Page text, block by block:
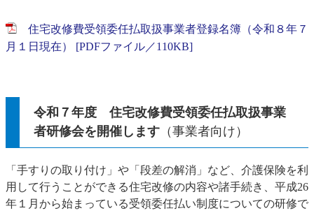
住宅改修費受領委任払取扱事業者登録名簿（令和８年７
月１日現在） [PDFファイル／110KB]
令和７年度 住宅改修費受領委任払取扱事業
者研修会を開催します （事業者向け）
「手すりの取り付け」や「段差の解消」など、介護保険を利
用して行うことができる住宅改修の内容や諸手続き、平成26
年１月から始まっている受領委任払い制度についての研修で